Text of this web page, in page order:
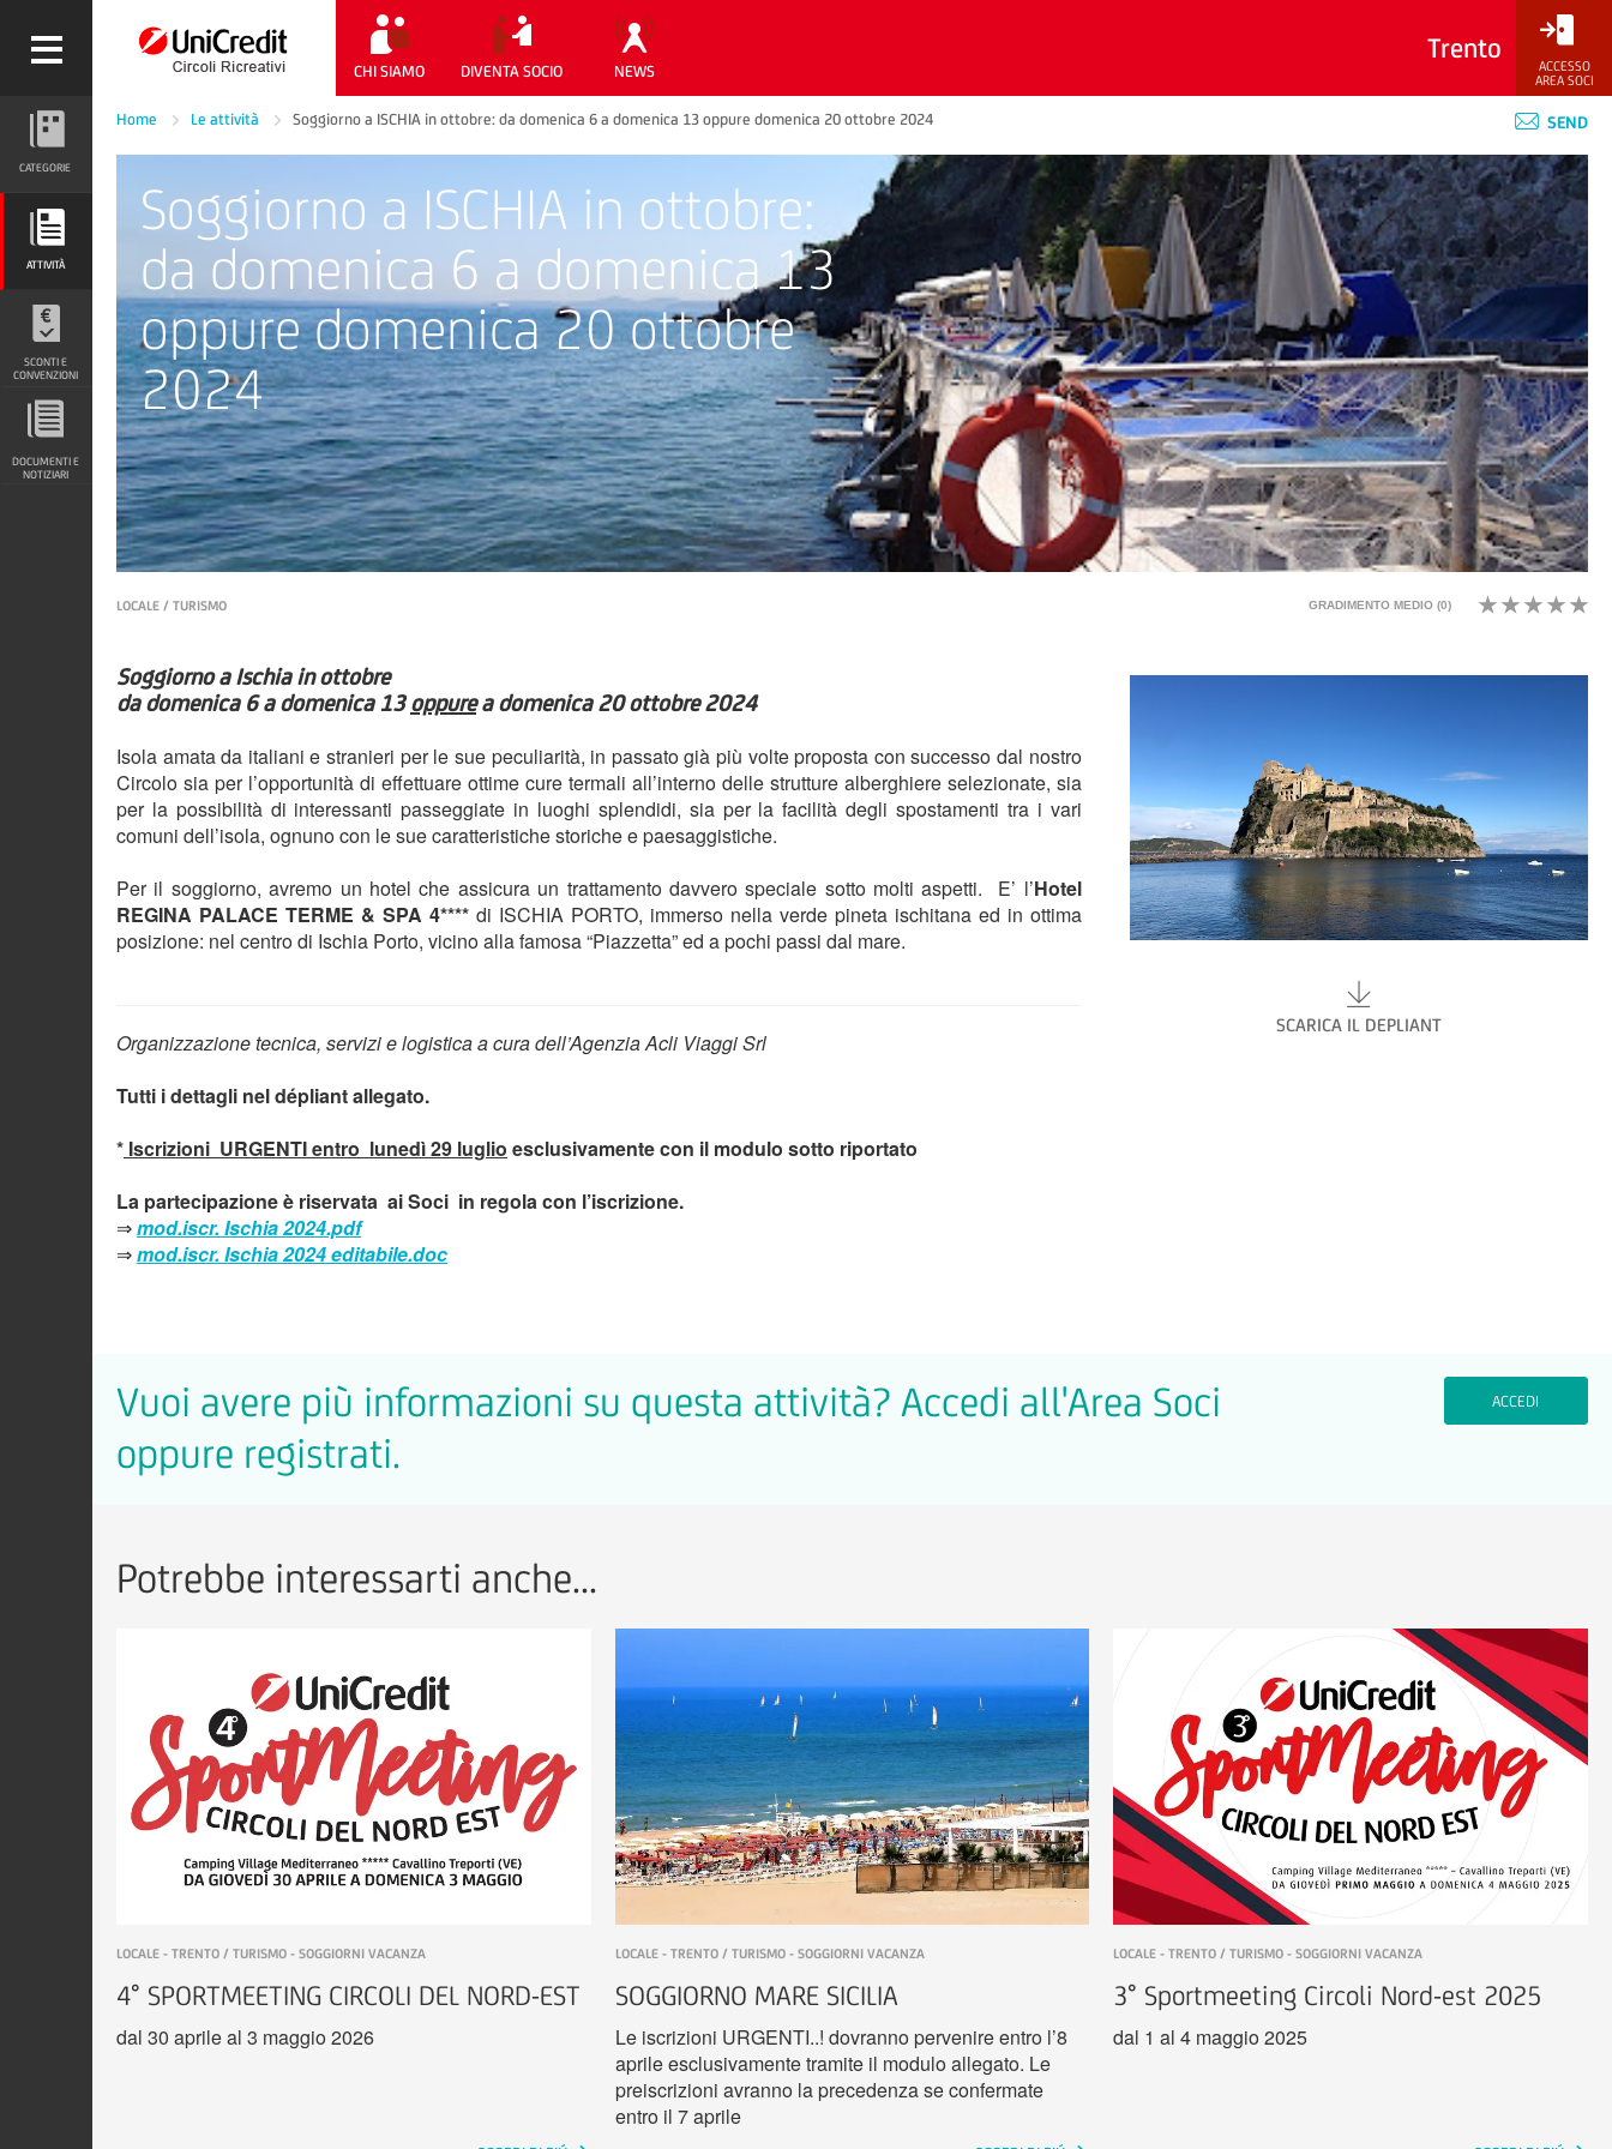
CHI SIAMO DIVENTA SOCIO NEWS
Trento
ACCESSO
AREA SOCI
CATEGORIE
ATTIVITÀ
SCONTI E
CONVENZIONI
SCONTI E CONVENZIONI
DOCUMENTI E
NOTIZIARI
DOCUMENTI E NOTIZIARI
Home Le attività Soggiorno a ISCHIA in ottobre: da domenica 6 a domenica 13 oppure domenica 20 ottobre 2024 SEND
Soggiorno a ISCHIA in ottobre:
da domenica 6 a domenica 13
oppure domenica 20 ottobre
2024
LOCALE / TURISMO GRADIMENTO MEDIO (0)
Soggiorno a Ischia in ottobre
da domenica 6 a domenica 13oppurea domenica 20 ottobre 2024
Isola amata da italiani e stranieri per le sue peculiarità, in passato già più volte proposta con successo dal nostro
Circolo sia per l’opportunità di effettuare ottime cure termali all’interno delle strutture alberghiere selezionate, sia
per la possibilità di interessanti passeggiate in luoghi splendidi, sia per la facilità degli spostamenti tra i vari
comuni dell’isola, ognuno con le sue caratteristiche storiche e paesaggistiche.
Per il soggiorno, avremo un hotel che assicura un trattamento davvero speciale sotto molti aspetti. E’ l’Hotel
REGINA PALACE TERME & SPA 4****di ISCHIA PORTO, immerso nella verde pineta ischitana ed in ottima
posizione: nel centro di Ischia Porto, vicino alla famosa “Piazzetta” ed a pochi passi dal mare.
Organizzazione tecnica, servizi e logistica a cura dell’Agenzia Acli Viaggi Srl
Tutti i dettagli nel dépliant allegato.
* Iscrizioni URGENTI entro lunedì 29 luglio esclusivamente con il modulo sotto riportato
La partecipazione è riservata ai Soci in regola con l’iscrizione.
⇒mod.iscr. Ischia 2024.pdf
⇒mod.iscr. Ischia 2024 editabile.doc
SCARICA IL DEPLIANT
Vuoi avere più informazioni su questa attività? Accedi all'Area Soci
oppure registrati.
ACCEDI
Potrebbe interessarti anche...
LOCALE - TRENTO / TURISMO - SOGGIORNI VACANZA
4° SPORTMEETING CIRCOLI DEL NORD-EST
dal 30 aprile al 3 maggio 2026
LOCALE - TRENTO / TURISMO - SOGGIORNI VACANZA
SOGGIORNO MARE SICILIA
Le iscrizioni URGENTI..! dovranno pervenire entro l’8
aprile esclusivamente tramite il modulo allegato. Le
preiscrizioni avranno la precedenza se confermate
entro il 7 aprile
LOCALE - TRENTO / TURISMO - SOGGIORNI VACANZA
3° Sportmeeting Circoli Nord-est 2025
dal 1 al 4 maggio 2025